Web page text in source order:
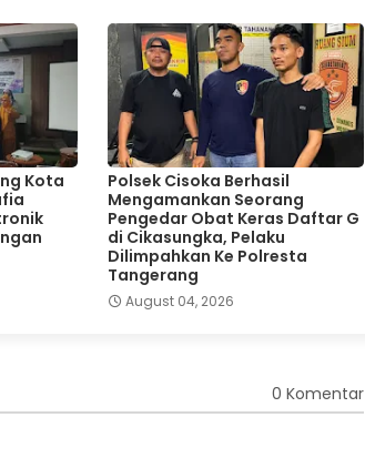
Kota
Polsek Cisoka Berhasil
Mengamankan Seorang
Pengedar Obat Keras Daftar G
di Cikasungka, Pelaku
Dilimpahkan Ke Polresta
Tangerang
August 04, 2026
0 Komentar